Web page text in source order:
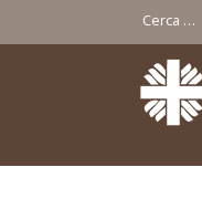
Ricerca
per: